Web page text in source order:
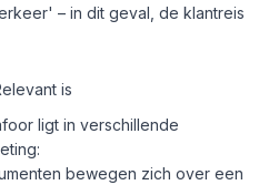
– in dit geval, de klantreis
is
ligt in verschillende
bewegen zich over een